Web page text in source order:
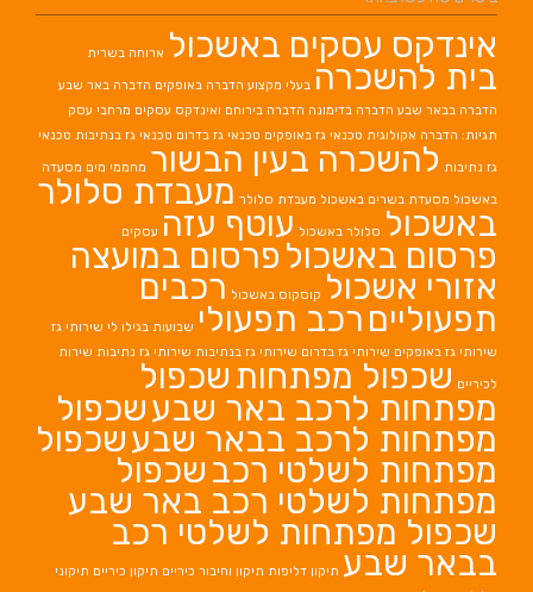
אינדקס עסקים באשכול ארוחה בשרית
בית להשכרה בעלי מקצוע הדברה באופקים הדברה באר שבע
הדברה בבאר שבע הדברה בדימונה הדברה בירוחם ואינדקס עסקים מרחבי עסק
תגיות: הדברה אקולוגית טכנאי גז באופקים טכנאי גז בדרום טכנאי גז בנתיבות טכנאי
גז נתיבות להשכרה בעין הבשור מחממי מים מסעדה
באשכול מסעדת בשרים באשכול מעבדת סלולר מעבדת סלולר
באשכול סלולר באשכול עוטף עזה עסקים
פרסום באשכול פרסום במועצה
אזורי אשכול קוסקוס באשכול רכבים
תפעוליים רכב תפעולי שבועות בגילו לי שירותי גז
שירותי גז באופקים שירותי גז בדרום שירותי גז בנתיבות שירותי גז נתיבות שירות
לכיריים שכפול מפתחות שכפול
מפתחות לרכב באר שבעשכפול
מפתחות לרכב בבאר שבעשכפול
מפתחות לשלטי רכב שכפול
מפתחות לשלטי רכב באר שבע
שכפול מפתחות לשלטי רכב
בבאר שבע תיקון דליפות תיקון וחיבור כיריים תיקון כיריים תיקוני